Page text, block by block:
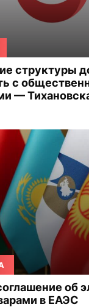
структуры
с
—
об
в ЕАЭС